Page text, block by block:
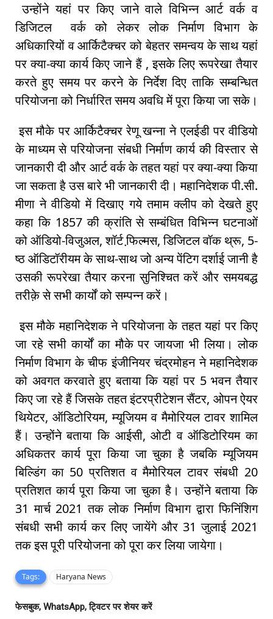
उन्होंने यहां पर किए जाने वाले विभिन्न आर्ट वर्क व
डिजिटल वर्क को लेकर लोक निर्माण विभाग के
अधिकारियों व आर्किटैक्चर को बेहतर समन्वय के साथ यहां
पर क्या-क्या कार्य किए जाने हैं , इसके लिए रूपरेखा तैयार
करते हुए समय पर करने के निर्देश दिए ताकि सम्बन्धित
परियोजना को निर्धारित समय अवधि में पूरा किया जा सके।
इस मौके पर आर्किटैक्चर रेणू खन्ना ने एलईडी पर वीडियो
के माध्यम से परियोजना संबधी निर्माण कार्य की विस्तार से
जानकारी दी और आर्ट वर्क के तहत यहां पर क्या-क्या किया
जा सकता है उस बारे भी जानकारी दी। महानिदेशक पी.सी.
मीणा ने वीडियो में दिखाए गये तमाम क्लीप को देखते हुए
कहा कि 1857 की क्रांति से सम्बंधित विभिन्न घटनाओं
को ऑडियो-विजुअल, शॉर्ट फि़ल्मस, डिजिटल वॉक थ्रू, 5-
ष्ठ ऑडिटॉरीयम के साथ-साथ जो अन्य पेंटिग दर्शाई जानी है
उसकी रूपरेखा तैयार करना सुनिश्चित करें और समयबद्ध
तरीक़े से सभी कार्यों को सम्पन्न करें।
इस मौके महानिदेशक ने परियोजना के तहत यहां पर किए
जा रहे सभी कार्यों का मौके पर जायजा भी लिया। लोक
निर्माण विभाग के चीफ इंजीनियर चंद्रमोहन ने महानिदेशक
को अवगत करवाते हुए बताया कि यहां पर 5 भवन तैयार
किए जा रहे हैं जिसके तहत इंटरप्रीटेशन सैंटर, ओपन ऐयर
थियेटर, ऑडिटोरियम, म्यूजियम व मैमोरियल टावर शामिल
हैं। उन्होंने बताया कि आईसी, ओटी व ऑडिटोरियम का
अधिकतर कार्य पूरा किया जा चुका है जबकि म्यूजियम
बिल्डिंग का 50 प्रतिशत व मैमोरियल टावर संबधी 20
प्रतिशत कार्य पूरा किया जा चुका है। उन्होंने बताया कि
31 मार्च 2021 तक लोक निर्माण विभाग द्वारा फिनिंशिग
संबधी सभी कार्य कर लिए जायेंगे और 31 जुलाई 2021
तक इस पूरी परियोजना को पूरा कर लिया जायेगा।
Tags: Haryana News
फेसबुक, WhatsApp, ट्विटर पर शेयर करें